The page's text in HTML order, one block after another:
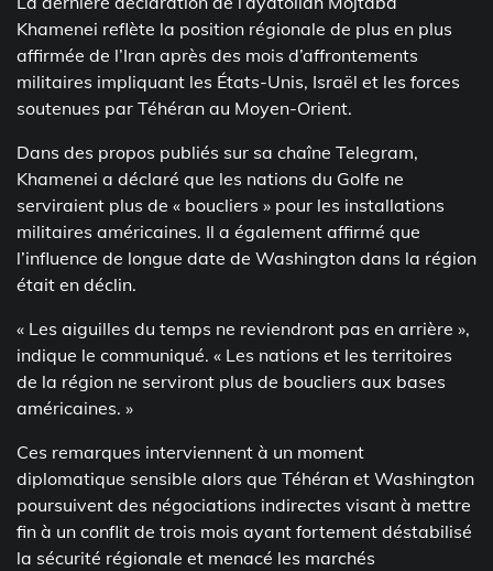
Khamenei reflète la position régionale de plus en plus
affirmée de l’Iran après des mois d’affrontements
militaires impliquant les États-Unis, Israël et les forces
soutenues par Téhéran au Moyen-Orient.
Dans des propos publiés sur sa chaîne Telegram,
Khamenei a déclaré que les nations du Golfe ne
serviraient plus de « boucliers » pour les installations
militaires américaines. Il a également affirmé que
l’influence de longue date de Washington dans la région
était en déclin.
« Les aiguilles du temps ne reviendront pas en arrière »,
indique le communiqué. « Les nations et les territoires
de la région ne serviront plus de boucliers aux bases
américaines. »
Ces remarques interviennent à un moment
diplomatique sensible alors que Téhéran et Washington
poursuivent des négociations indirectes visant à mettre
fin à un conflit de trois mois ayant fortement déstabilisé
la sécurité régionale et menacé les marchés